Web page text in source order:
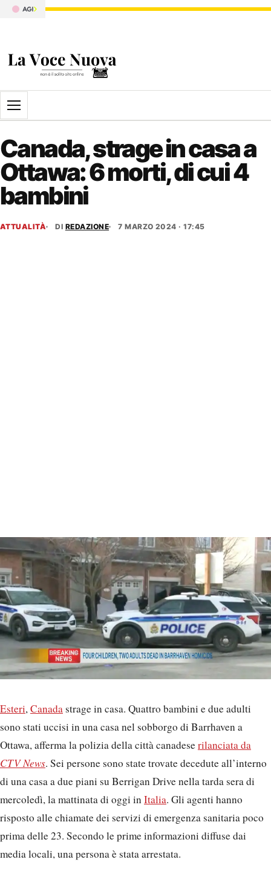
Apri il menu
Canada, strage in casa a
Ottawa: 6 morti, di cui 4
bambini
ATTUALITÀ DI REDAZIONE 7 MARZO 2024 · 17:45
Esteri,Canadastrage in casa. Quattro bambini e due adulti
sono stati uccisi in una casa nel sobborgo di Barrhaven a
Ottawa, afferma la polizia della città canadeserilanciata da
CTV News. Sei persone sono state trovate decedute all’interno
di una casa a due piani su Berrigan Drive nella tarda sera di
mercoledì, la mattinata di oggi inItalia. Gli agenti hanno
risposto alle chiamate dei servizi di emergenza sanitaria poco
prima delle 23. Secondo le prime informazioni diffuse dai
media locali, una persona è stata arrestata.